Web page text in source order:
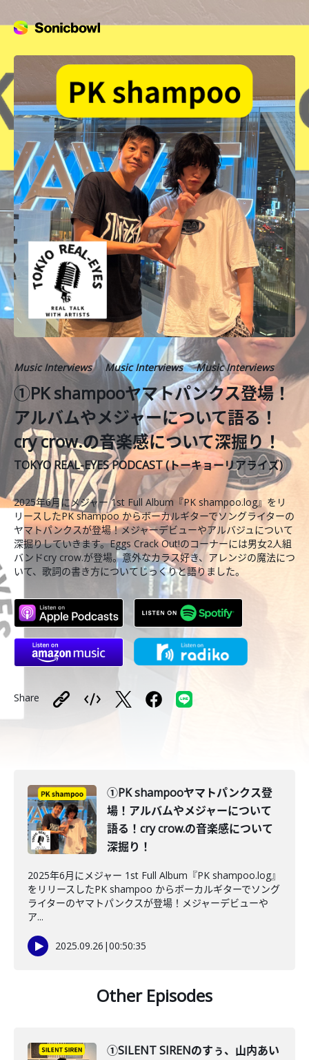
Music Interviews Music Interviews Music Interviews
①PK shampooヤマトパンクス登場！
アルバムやメジャーについて語る！
cry crow.の音楽感について深掘り！
TOKYO REAL-EYES PODCAST (トーキョーリアライズ)
2025年6月にメジャー 1st Full Album『PK shampoo.log』をリ
リースしたPK shampoo からボーカルギターでソングライターの
ヤマトパンクスが登場！メジャーデビューやアルバジュについて
深掘りしていきます。Eggs Crack Out!のコーナーには男女2人組
バンドcry crow.が登場。意外なカラス好き、アレンジの魔法につ
いて、歌詞の書き方についてじっくりと語りました。
Share
①PK shampooヤマトパンクス登
場！アルバムやメジャーについて
語る！cry crow.の音楽感について
深掘り！
2025年6月にメジャー 1st Full Album『PK shampoo.log』
をリリースしたPK shampoo からボーカルギターでソング
ライターのヤマトパンクスが登場！メジャーデビューや
ア...
2025.09.26 |00:50:35
Other Episodes
①SILENT SIRENのすぅ、山内あい